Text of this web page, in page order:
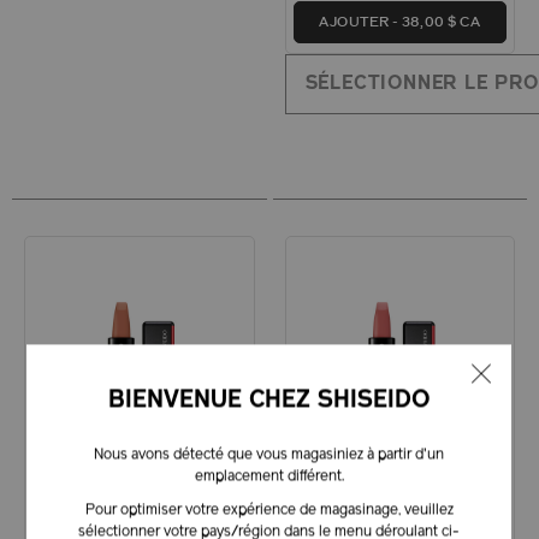
AJOUTER 38,00 $ CA
SÉLECTIONNER LE
Rouge à Lèvres ModernMatte
Rouge à Lèvres ModernMatte
BIENVENUE CHEZ SHISEIDO
Nous avons détecté que vous magasiniez à partir d'un
emplacement différent.
Pour optimiser votre expérience de magasinage, veuillez
sélectionner votre pays/région dans le menu déroulant ci-